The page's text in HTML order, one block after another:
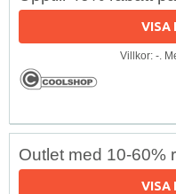
VISA
Villkor: -.
Outlet med 10-60%
VISA